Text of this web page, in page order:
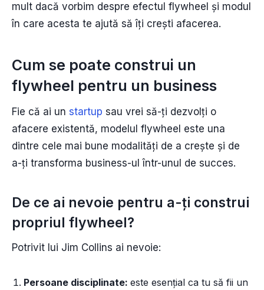
mult dacă vorbim despre efectul flywheel și modul
în care acesta te ajută să îți crești afacerea.
Cum se poate construi un
flywheel pentru un business
Fie că ai un startup sau vrei să-ți dezvolți o
afacere existentă, modelul flywheel este una
dintre cele mai bune modalități de a crește și de
a-ți transforma business-ul într-unul de succes.
De ce ai nevoie pentru a-ți construi
propriul flywheel?
Potrivit lui Jim Collins ai nevoie:
Persoane disciplinate: este esențial ca tu să fii un